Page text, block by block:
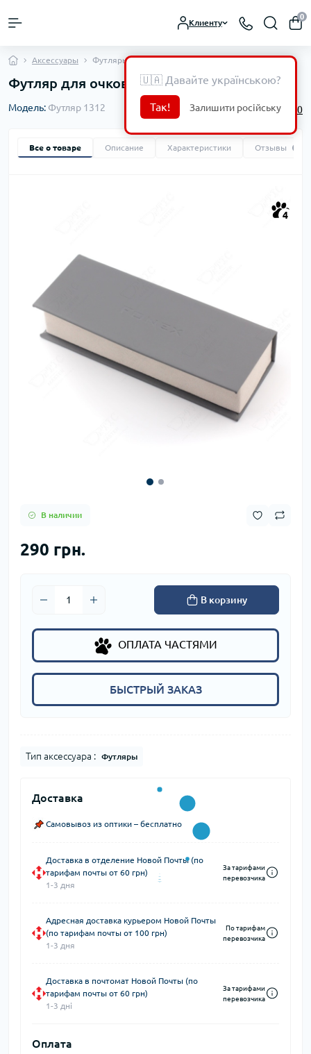
Клиенту
0
Аксессуары Футляры
Футляр для очков Fonex 1312
Модель: Футляр 1312 0
Все о товаре Описание Характеристики Отзывы
4
В наличии
290 грн.
В корзину
ОПЛАТА ЧАСТЯМИ
БЫСТРЫЙ ЗАКАЗ
Тип аксессуара : Футляры
Доставка
Самовывоз из оптики – бесплатно
Доставка в отделение Новой Почты (по
тарифам почты от 60 грн)
1-3 дня
За тарифами
перевозчика
Адресная доставка курьером Новой Почты
(по тарифам почты от 100 грн)
1-3 дня
По тарифам
перевозчика
Доставка в почтомат Новой Почты (по
тарифам почты от 60 грн)
1-3 дні
За тарифами
перевозчика
Оплата
🇺🇦 Давайте українською?
Так! Залишити російську